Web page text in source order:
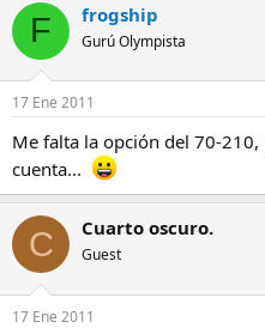
F frogship
Gurú Olympista
17 Ene 2011
Me falta la opción del 70-
cuenta...
C Cuarto oscuro.
Guest
17 Ene 2011